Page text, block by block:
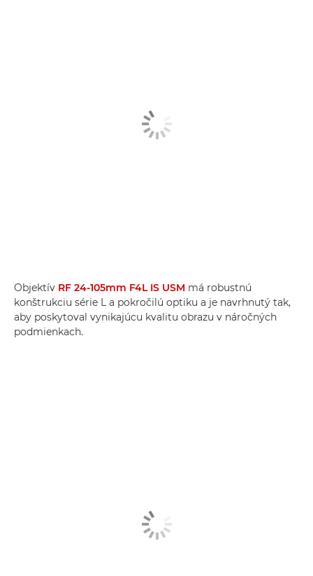
Objektív RF 24-105mm F4L IS USM má robustnú
konštrukciu série L a pokročilú optiku a je navrhnutý tak,
aby poskytoval vynikajúcu kvalitu obrazu v náročných
podmienkach.